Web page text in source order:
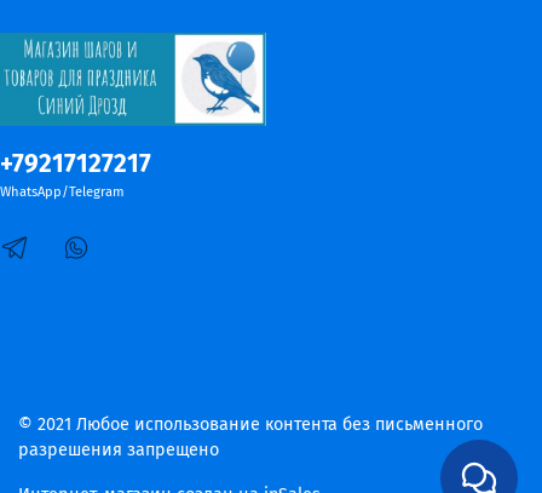
+79217127217
WhatsApp/Telegram
© 2021 Любое использование контента без письменного
разрешения запрещено